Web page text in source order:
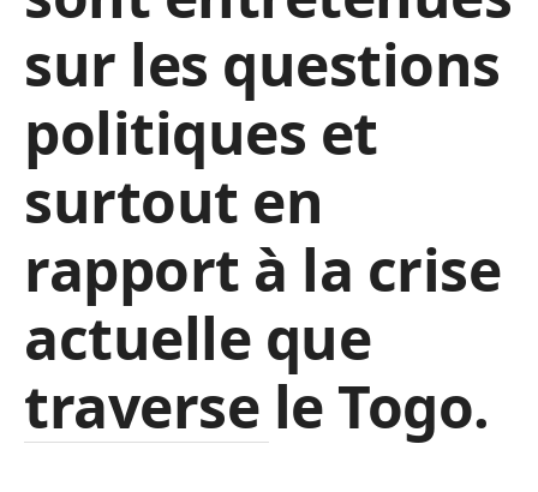
sur les questions
politiques et
surtout en
rapport à la crise
actuelle que
traverse le Togo.